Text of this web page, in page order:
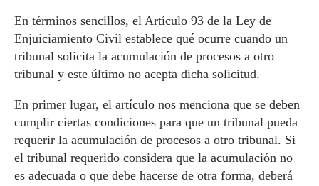
En términos sencillos, el Artículo 93 de la Ley de
Enjuiciamiento Civil establece qué ocurre cuando un
tribunal solicita la acumulación de procesos a otro
tribunal y este último no acepta dicha solicitud.
En primer lugar, el artículo nos menciona que se deben
cumplir ciertas condiciones para que un tribunal pueda
requerir la acumulación de procesos a otro tribunal. Si
el tribunal requerido considera que la acumulación no
es adecuada o que debe hacerse de otra forma, deberá